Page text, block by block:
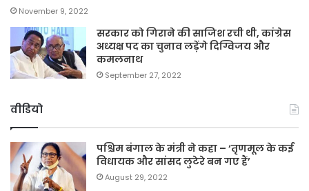
November 9, 2022
सरकार को गिराने की साजिश रची थी, कांग्रेस
अध्यक्ष पद का चुनाव लड़ेंगे दिग्विजय और
कमलनाथ
September 27, 2022
वीडियो
पश्चिम बंगाल के मंत्री ने कहा – ‘तृणमूल के कई
विधायक और सांसद लुटेरे बन गए हैं’
August 29, 2022